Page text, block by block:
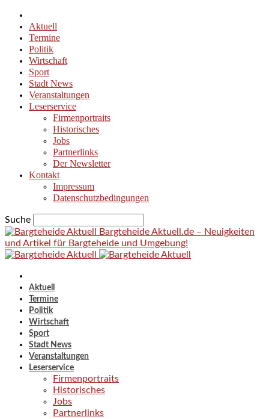
Aktuell
Termine
Politik
Wirtschaft
Sport
Stadt News
Veranstaltungen
Leserservice
Firmenportraits
Historisches
Jobs
Partnerlinks
Der Newsletter
Kontakt
Impressum
Datenschutzbedingungen
Suche
Bargteheide Aktuell.de – Neuigkeiten
und Artikel für Bargteheide und Umgebung!
Aktuell
Termine
Politik
Wirtschaft
Sport
Stadt News
Veranstaltungen
Leserservice
Firmenportraits
Historisches
Jobs
Partnerlinks